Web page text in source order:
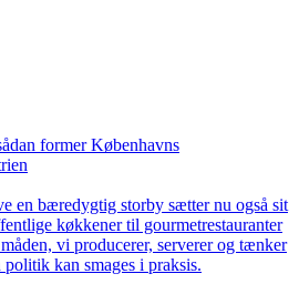
former Københavns
en bæredygtig storby sætter nu også sit
køkkener til gourmetrestauranter
vi producerer, serverer og tænker
kan smages i praksis.